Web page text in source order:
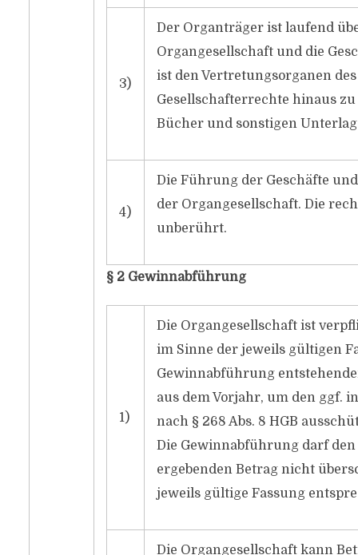
3)
Der Organträger ist laufend
Organgesellschaft und die
ist den Vertretungsorganen
Gesellschafterrechte hinaus
Bücher und sonstigen
4)
Die Führung der Geschäfte
der Organgesellschaft. Die
unberührt.
§ 2 Gewinnabführung
1)
Die Organgesellschaft ist
im Sinne der jeweils gültigen
Gewinnabführung
aus dem Vorjahr, um den ggf.
nach § 268 Abs. 8 HGB
Die Gewinnabführung darf
ergebenden Betrag nicht
jeweils gültige Fassung
Die Organgesellschaft kann